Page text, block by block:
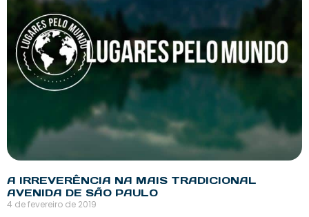
A IRREVERÊNCIA NA MAIS TRADICIONAL
AVENIDA DE SÃO PAULO
4 de fevereiro de 2019